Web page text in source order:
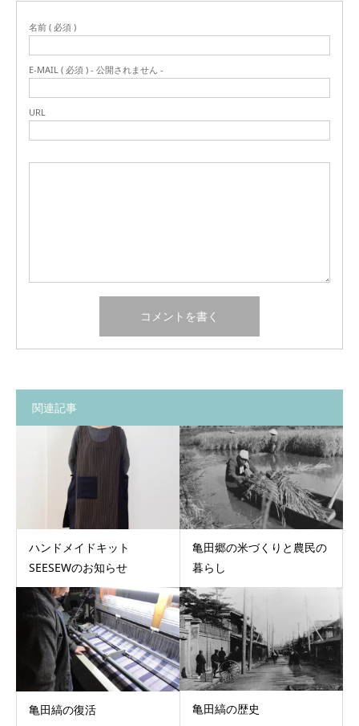
名前 ( 必須 )
E-MAIL ( 必須 ) - 公開されません -
URL
関連記事
ハンドメイドキット
SEESEWのお知らせ
亀田郷の米づくりと農民の
暮らし
亀田縞の復活 亀田縞の歴史